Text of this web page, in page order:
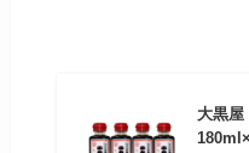
大黒屋